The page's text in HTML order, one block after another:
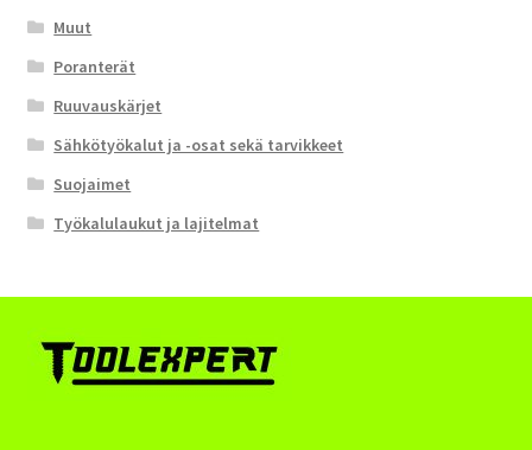
Muut
Poranterät
Ruuvauskärjet
Sähkötyökalut ja -osat sekä tarvikkeet
Suojaimet
Työkalulaukut ja lajitelmat